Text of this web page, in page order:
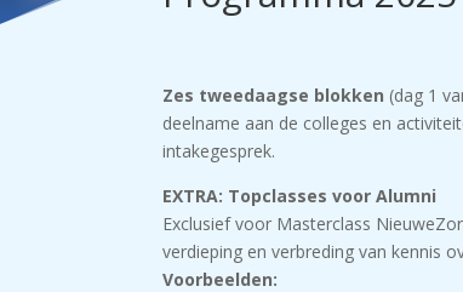
Zes tweedaagse blokken (dag 1
deelname aan de colleges en
intakegesprek.
EXTRA: Topclasses voor Alumni
Exclusief voor Masterclass
verdieping en verbreding van kennis
Voorbeelden: